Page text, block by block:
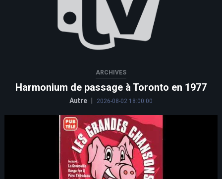
ARCHIVES
Harmonium de passage à Toronto en 1977
Autre 2026-08-02 18:00:00